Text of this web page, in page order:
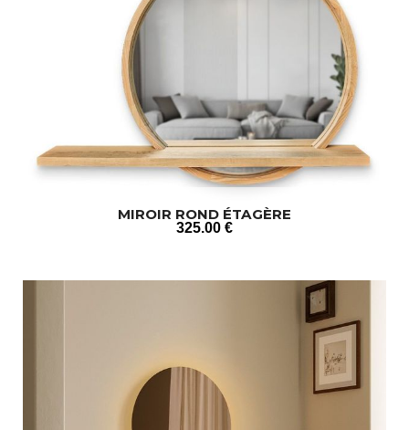
MIROIR ROND ÉTAGÈRE
325.00 €